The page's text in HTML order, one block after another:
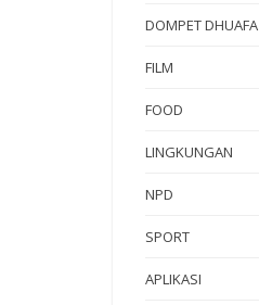
DOMPET DHUAFA
FILM
FOOD
LINGKUNGAN
NPD
SPORT
APLIKASI